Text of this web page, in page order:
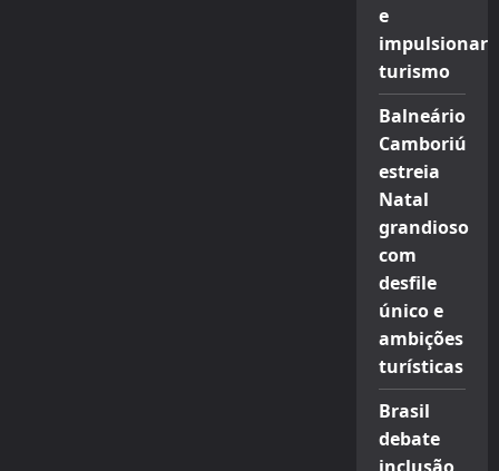
e
impulsionar
turismo
Balneário
Camboriú
estreia
Natal
grandioso
com
desfile
único e
ambições
turísticas
Brasil
debate